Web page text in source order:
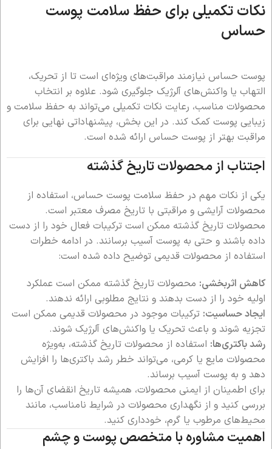
نکات تکمیلی برای حفظ سلامت پوست
حساس
پوست حساس نیازمند مراقبت‌های ویژه‌ای است تا از تحریک،
التهاب یا واکنش‌های آلرژیک جلوگیری شود. علاوه بر انتخاب
محصولات مناسب، رعایت نکات تکمیلی می‌تواند به حفظ سلامت و
زیبایی پوست کمک کند. در این بخش، پیشنهاداتی نهایی برای
مراقبت بهتر از پوست حساس ارائه شده است.
اجتناب از محصولات تاریخ گذشته
یکی از نکات مهم در حفظ سلامت پوست حساس، استفاده از
محصولات آرایشی و مراقبتی با تاریخ مصرف معتبر است.
محصولات تاریخ گذشته ممکن است ترکیبات فعال خود را از دست
داده باشند و حتی به پوست آسیب برسانند. در ادامه خطرات
استفاده از محصولات قدیمی توضیح داده شده است:
کاهش اثربخشی: محصولات تاریخ گذشته ممکن است عملکرد
اولیه خود را از دست بدهند و نتایج مطلوبی ارائه ندهند.
ایجاد حساسیت: ترکیبات موجود در محصولات قدیمی ممکن است
تجزیه شوند و باعث تحریک یا واکنش‌های آلرژیک شوند.
رشد باکتری‌ها: استفاده از محصولات تاریخ گذشته، به‌ویژه
محصولات مایع یا کرمی، می‌تواند خطر رشد باکتری‌ها را افزایش
دهد و به پوست آسیب برساند.
برای اطمینان از ایمنی محصولات، همیشه تاریخ انقضای آن‌ها را
بررسی کنید و از نگهداری محصولات در شرایط نامناسب، مانند
محیط‌های مرطوب یا گرم، خودداری کنید.
اهمیت مشاوره با متخصص پوست و چشم